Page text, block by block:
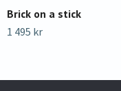
Brick on a stick
1 495 kr